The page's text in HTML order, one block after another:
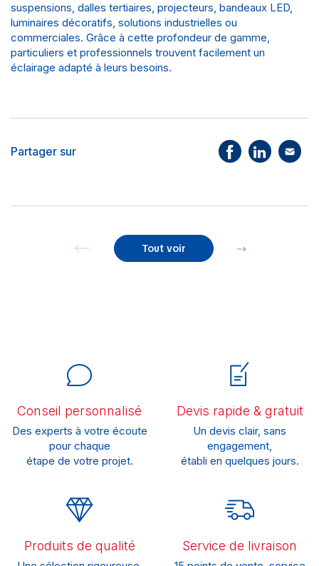
suspensions, dalles tertiaires, projecteurs, bandeaux LED,
luminaires décoratifs, solutions industrielles ou
commerciales. Grâce à cette profondeur de gamme,
particuliers et professionnels trouvent facilement un
éclairage adapté à leurs besoins.
Partager sur
Tout voir
Conseil personnalisé
Des experts à votre écoute
pour chaque
étape de votre projet.
Devis rapide & gratuit
Un devis clair, sans
engagement,
établi en quelques jours.
Produits de qualité Service de livraison